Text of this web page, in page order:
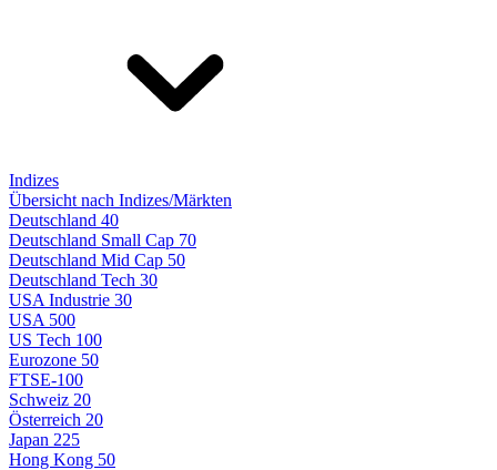
Indizes
Übersicht nach Indizes/Märkten
Deutschland 40
Deutschland Small Cap 70
Deutschland Mid Cap 50
Deutschland Tech 30
USA Industrie 30
USA 500
US Tech 100
Eurozone 50
FTSE-100
Schweiz 20
Österreich 20
Japan 225
Hong Kong 50